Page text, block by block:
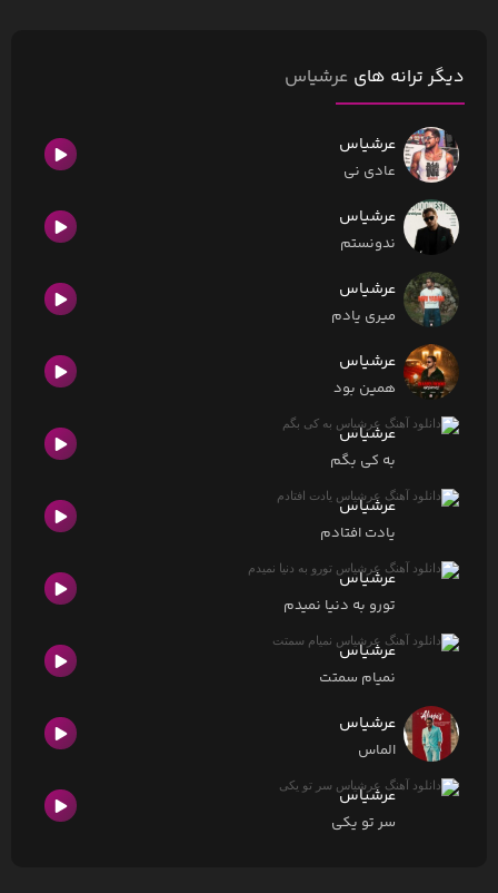
دیگر ترانه های عرشیاس
عرشیاس
عادی نی
عرشیاس
ندونستم
عرشیاس
میری یادم
عرشیاس
همین بود
عرشیاس
به کی بگم
عرشیاس
یادت افتادم
عرشیاس
تورو به دنیا نمیدم
عرشیاس
نمیام سمتت
عرشیاس
الماس
عرشیاس
سر تو یکی